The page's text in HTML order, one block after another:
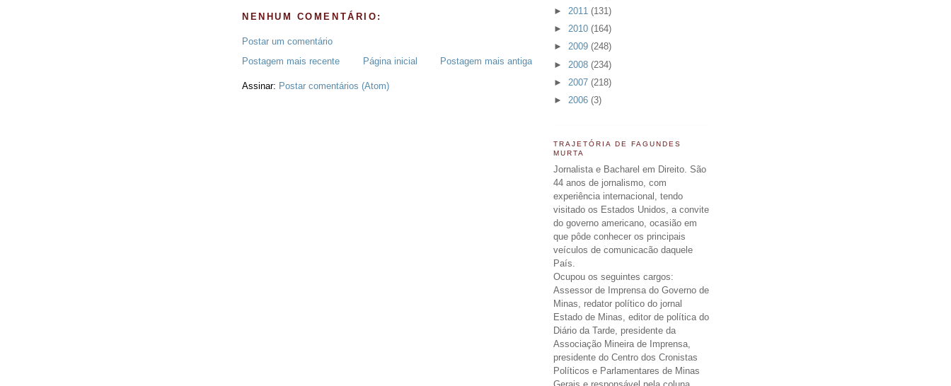
NENHUM COMENTÁRIO:
Postar um comentário
Postagem mais recente
Postagem mais antiga
Página inicial
Assinar: Postar comentários (Atom)
► 2011 (131)
► 2010 (164)
► 2009 (248)
► 2008 (234)
► 2007 (218)
► 2006 (3)
TRAJETÓRIA DE FAGUNDES
MURTA
Jornalista e Bacharel em Direito. São
44 anos de jornalismo, com
experiência internacional, tendo
visitado os Estados Unidos, a convite
do governo americano, ocasião em
que pôde conhecer os principais
veículos de comunicacão daquele
País.
Ocupou os seguintes cargos:
Assessor de Imprensa do Governo de
Minas, redator político do jornal
Estado de Minas, editor de política do
Diário da Tarde, presidente da
Associação Mineira de Imprensa,
presidente do Centro dos Cronistas
Políticos e Parlamentares de Minas